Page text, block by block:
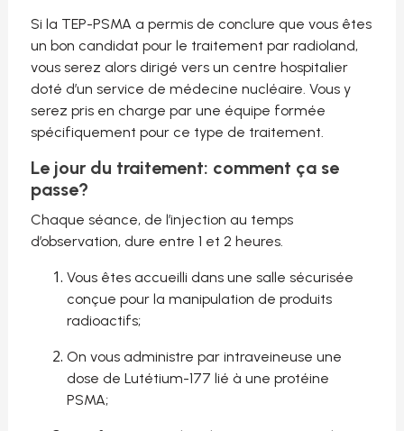
Si la TEP-PSMA a permis de conclure que vous êtes
un bon candidat pour le traitement par radioland,
vous serez alors dirigé vers un centre hospitalier
doté d’un service de médecine nucléaire. Vous y
serez pris en charge par une équipe formée
spécifiquement pour ce type de traitement.
Le jour du traitement: comment ça se
passe?
Chaque séance, de l’injection au temps
d’observation, dure entre 1 et 2 heures.
Vous êtes accueilli dans une salle sécurisée
conçue pour la manipulation de produits
radioactifs;
On vous administre par intraveineuse une
dose de Lutétium-177 lié à une protéine
PSMA;